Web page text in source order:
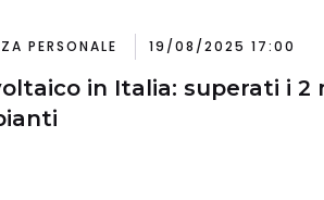
PERSONALE 19/08/2025 17:00
in Italia: superati i 2